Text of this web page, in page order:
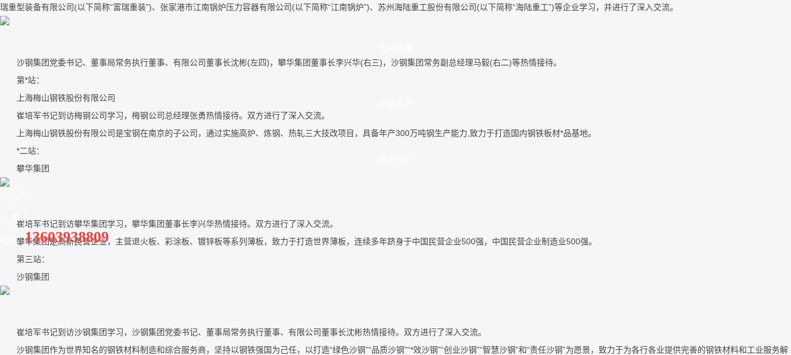
电话：13603938809
瑞重型装备有限公司(以下简称“富瑞重装”)、张家港市江南锅炉压力容器有限公司(以下简称“江南锅炉”)、苏州海陆重工股份有限公司(以下简称“海陆重工”)等企业学习，并进行了深入交流。
沙钢集团党委书记、董事局常务执行董事、有限公司董事长沈彬(左四)，攀华集团董事长李兴华(右三)，沙钢集团常务副总经理马毅(右二)等热情接待。
第*站：
上海梅山钢铁股份有限公司
崔培军书记到访梅钢公司学习，梅钢公司总经理张勇热情接待。双方进行了深入交流。
上海梅山钢铁股份有限公司是宝钢在南京的子公司，通过实施高炉、炼钢、热轧三大技改项目，具备年产300万吨钢生产能力,致力于打造国内钢铁板材*品基地。
*二站：
攀华集团
崔培军书记到访攀华集团学习，攀华集团董事长李兴华热情接待。双方进行了深入交流。
攀华集团是高新民营企业，主营退火板、彩涂板、镀锌板等系列薄板，致力于打造世界薄板，连续多年跻身于中国民营企业500强，中国民营企业制造业500强。
第三站：
沙钢集团
崔培军书记到访沙钢集团学习，沙钢集团党委书记、董事局常务执行董事、有限公司董事长沈彬热情接待。双方进行了深入交流。
沙钢集团作为世界知名的钢铁材料制造和综合服务商，坚持以钢铁强国为己任，以打造“绿色沙钢”“品质沙钢”“*效沙钢”“创业沙钢”“智慧沙钢”和“责任沙钢”为愿景，致力于为各行各业提供完善的钢铁材料和工业服务解